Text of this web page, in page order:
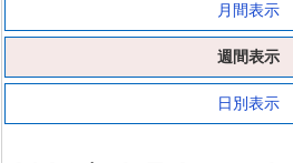
月間表示
週間表示
日別表示